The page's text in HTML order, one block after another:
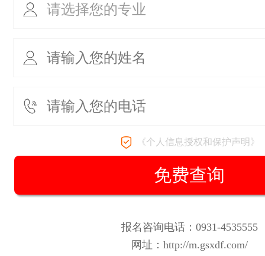
《个人信息授权和保护声明》
报名咨询电话：0931-4535555
网址：http://m.gsxdf.com/